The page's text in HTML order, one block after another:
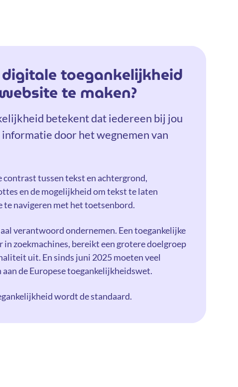
toegankelijkheid
te maken?
betekent dat iedereen bij jou
door het wegnemen van
contrast tussen tekst en achtergrond,
en de mogelijkheid om tekst te laten
te navigeren met het toetsenbord.
verantwoord ondernemen. Een toegankelijke
zoekmachines, bereikt een grotere doelgroep
uit. En sinds juni 2025 moeten veel
de Europese toegankelijkheidswet.
wordt de standaard.